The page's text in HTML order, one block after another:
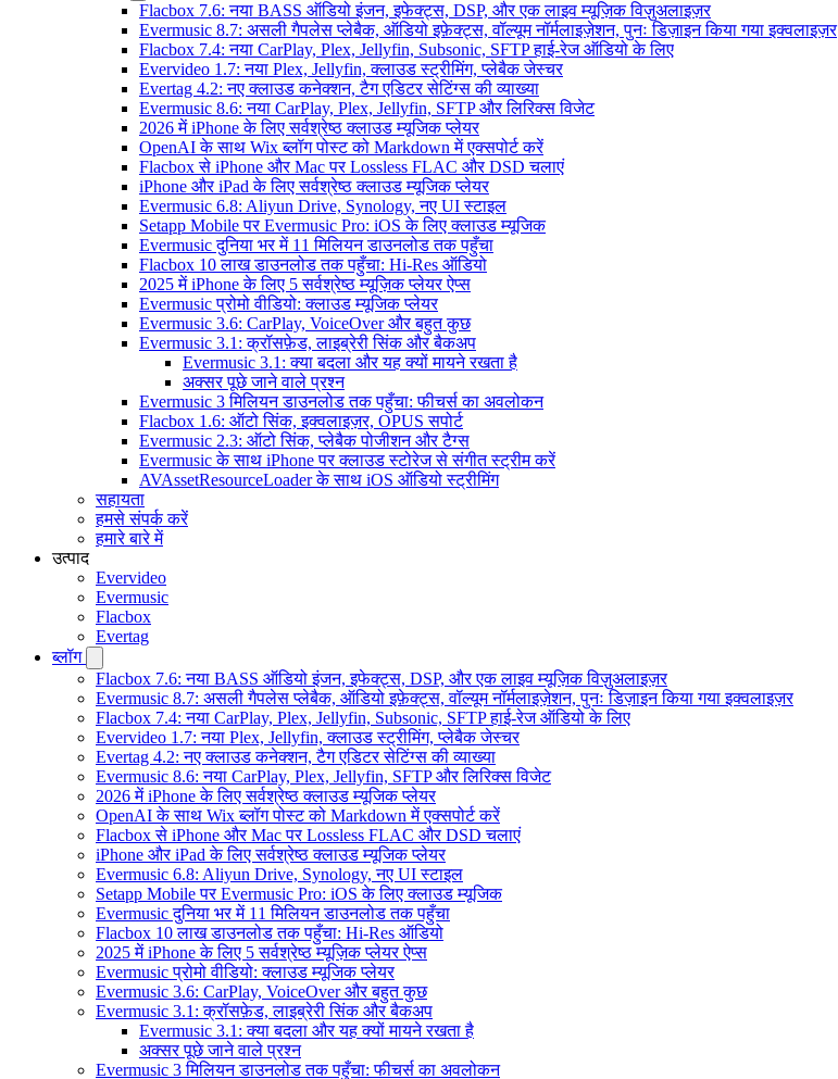
Flacbox 7.6: नया BASS ऑडियो इंजन, इफेक्ट्स, DSP, और एक लाइव म्यूज़िक विज़ुअलाइज़र
Evermusic 8.7: असली गैपलेस प्लेबैक, ऑडियो इफ़ेक्ट्स, वॉल्यूम नॉर्मलाइज़ेशन, पुनः डिज़ाइन किया गया इक्वलाइज़र
Flacbox 7.4: नया CarPlay, Plex, Jellyfin, Subsonic, SFTP हाई-रेज ऑडियो के लिए
Evervideo 1.7: नया Plex, Jellyfin, क्लाउड स्ट्रीमिंग, प्लेबैक जेस्चर
Evertag 4.2: नए क्लाउड कनेक्शन, टैग एडिटर सेटिंग्स की व्याख्या
Evermusic 8.6: नया CarPlay, Plex, Jellyfin, SFTP और लिरिक्स विजेट
2026 में iPhone के लिए सर्वश्रेष्ठ क्लाउड म्यूजिक प्लेयर
OpenAI के साथ Wix ब्लॉग पोस्ट को Markdown में एक्सपोर्ट करें
Flacbox से iPhone और Mac पर Lossless FLAC और DSD चलाएं
iPhone और iPad के लिए सर्वश्रेष्ठ क्लाउड म्यूजिक प्लेयर
Evermusic 6.8: Aliyun Drive, Synology, नए UI स्टाइल
Setapp Mobile पर Evermusic Pro: iOS के लिए क्लाउड म्यूजिक
Evermusic दुनिया भर में 11 मिलियन डाउनलोड तक पहुँचा
Flacbox 10 लाख डाउनलोड तक पहुँचा: Hi-Res ऑडियो
2025 में iPhone के लिए 5 सर्वश्रेष्ठ म्यूज़िक प्लेयर ऐप्स
Evermusic प्रोमो वीडियो: क्लाउड म्यूजिक प्लेयर
Evermusic 3.6: CarPlay, VoiceOver और बहुत कुछ
Evermusic 3.1: क्रॉसफ़ेड, लाइब्रेरी सिंक और बैकअप
Evermusic 3.1: क्या बदला और यह क्यों मायने रखता है
अक्सर पूछे जाने वाले प्रश्न
Evermusic 3 मिलियन डाउनलोड तक पहुँचा: फीचर्स का अवलोकन
Flacbox 1.6: ऑटो सिंक, इक्वलाइज़र, OPUS सपोर्ट
Evermusic 2.3: ऑटो सिंक, प्लेबैक पोजीशन और टैग्स
Evermusic के साथ iPhone पर क्लाउड स्टोरेज से संगीत स्ट्रीम करें
AVAssetResourceLoader के साथ iOS ऑडियो स्ट्रीमिंग
सहायता
हमसे संपर्क करें
हमारे बारे में
उत्पाद
Evervideo
Evermusic
Flacbox
Evertag
ब्लॉग
Flacbox 7.6: नया BASS ऑडियो इंजन, इफेक्ट्स, DSP, और एक लाइव म्यूज़िक विज़ुअलाइज़र
Evermusic 8.7: असली गैपलेस प्लेबैक, ऑडियो इफ़ेक्ट्स, वॉल्यूम नॉर्मलाइज़ेशन, पुनः डिज़ाइन किया गया इक्वलाइज़र
Flacbox 7.4: नया CarPlay, Plex, Jellyfin, Subsonic, SFTP हाई-रेज ऑडियो के लिए
Evervideo 1.7: नया Plex, Jellyfin, क्लाउड स्ट्रीमिंग, प्लेबैक जेस्चर
Evertag 4.2: नए क्लाउड कनेक्शन, टैग एडिटर सेटिंग्स की व्याख्या
Evermusic 8.6: नया CarPlay, Plex, Jellyfin, SFTP और लिरिक्स विजेट
2026 में iPhone के लिए सर्वश्रेष्ठ क्लाउड म्यूजिक प्लेयर
OpenAI के साथ Wix ब्लॉग पोस्ट को Markdown में एक्सपोर्ट करें
Flacbox से iPhone और Mac पर Lossless FLAC और DSD चलाएं
iPhone और iPad के लिए सर्वश्रेष्ठ क्लाउड म्यूजिक प्लेयर
Evermusic 6.8: Aliyun Drive, Synology, नए UI स्टाइल
Setapp Mobile पर Evermusic Pro: iOS के लिए क्लाउड म्यूजिक
Evermusic दुनिया भर में 11 मिलियन डाउनलोड तक पहुँचा
Flacbox 10 लाख डाउनलोड तक पहुँचा: Hi-Res ऑडियो
2025 में iPhone के लिए 5 सर्वश्रेष्ठ म्यूज़िक प्लेयर ऐप्स
Evermusic प्रोमो वीडियो: क्लाउड म्यूजिक प्लेयर
Evermusic 3.6: CarPlay, VoiceOver और बहुत कुछ
Evermusic 3.1: क्रॉसफ़ेड, लाइब्रेरी सिंक और बैकअप
Evermusic 3.1: क्या बदला और यह क्यों मायने रखता है
अक्सर पूछे जाने वाले प्रश्न
Evermusic 3 मिलियन डाउनलोड तक पहुँचा: फीचर्स का अवलोकन